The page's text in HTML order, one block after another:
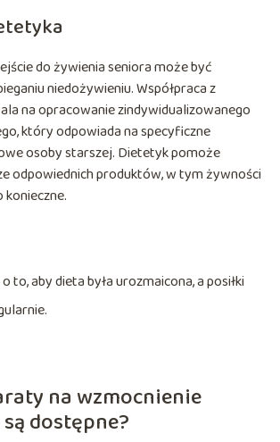
do żywienia seniora może być
niedożywieniu. Współpraca z
na opracowanie zindywidualizowanego
który odpowiada na specyficzne
osoby starszej. Dietetyk pomoże
odpowiednich produktów, w tym żywności
to, aby dieta była urozmaicona, a posiłki
na wzmocnienie
dostępne?